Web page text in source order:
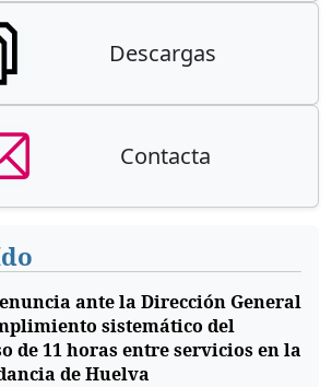
Descargas
Contacta
ante la Dirección General
sistemático del
de 11 horas entre servicios en la
de Huelva